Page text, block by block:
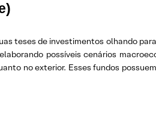
teses de investimentos olhando
possíveis cenários
no exterior. Esses fundos